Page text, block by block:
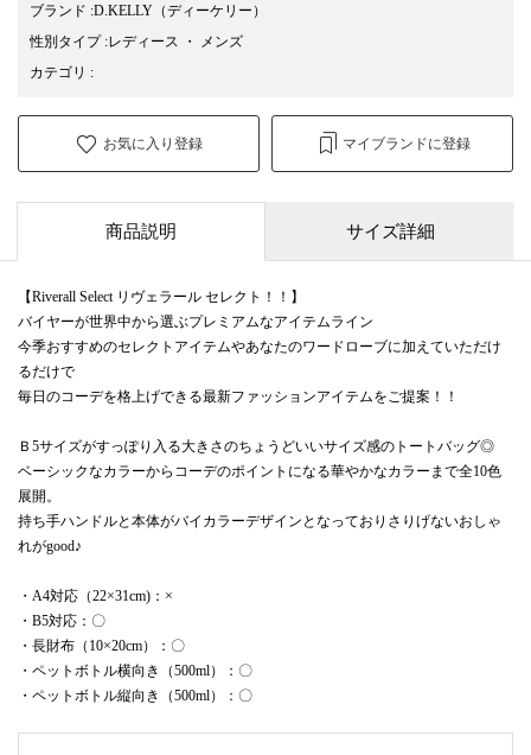
ブランド :D.KELLY （ディーケリー）
性別タイプ:レディース ・
メンズ
カテゴリ :
お気に入り登録 マイブランドに登録
商品説明 サイズ詳細
【Riverall Select リヴェラール セレクト！！】
バイヤーが世界中から選ぶプレミアムなアイテムライン
今季おすすめのセレクトアイテムやあなたのワードローブに加えていただけ
るだけで
毎日のコーデを格上げできる最新ファッションアイテムをご提案！！
Ｂ5サイズがすっぽり入る大きさのちょうどいいサイズ感のトートバッグ◎
ベーシックなカラーからコーデのポイントになる華やかなカラーまで全10色
展開。
持ち手ハンドルと本体がバイカラーデザインとなっておりさりげないおしゃ
れがgood♪
・A4対応（22×31cm)：×
・B5対応：〇
・長財布（10×20cm）：〇
・ペットボトル横向き（500ml）：〇
・ペットボトル縦向き（500ml）：〇